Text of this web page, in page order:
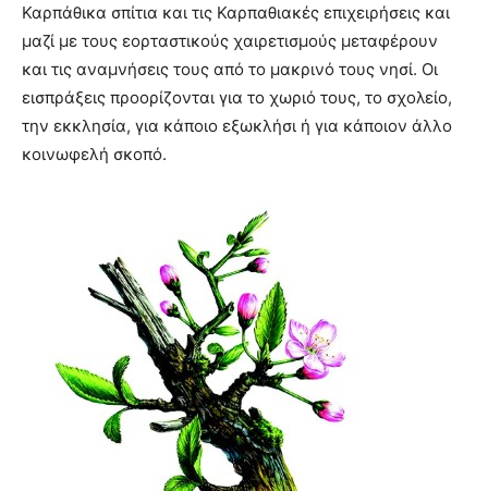
Καρπάθικα σπίτια και τις Καρπαθιακές επιχειρήσεις και
μαζί με τους εορταστικούς χαιρετισμούς μεταφέρουν
και τις αναμνήσεις τους από το μακρινό τους νησί. Οι
εισπράξεις προορίζονται για το χωριό τους, το σχολείο,
την εκκλησία, για κάποιο εξωκλήσι ή για κάποιον άλλο
κοινωφελή σκοπό.